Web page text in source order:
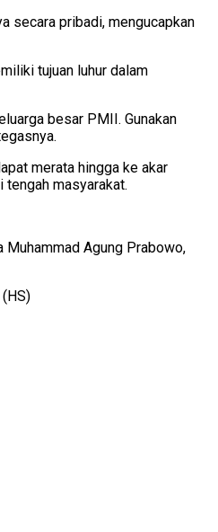
secara pribadi, mengucapkan
tujuan luhur dalam
besar PMII. Gunakan
merata hingga ke akar
masyarakat.
Agung Prabowo,